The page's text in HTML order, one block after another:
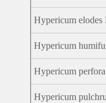
Hypericum elodes
Hypericum
Hypericum
Hypericum